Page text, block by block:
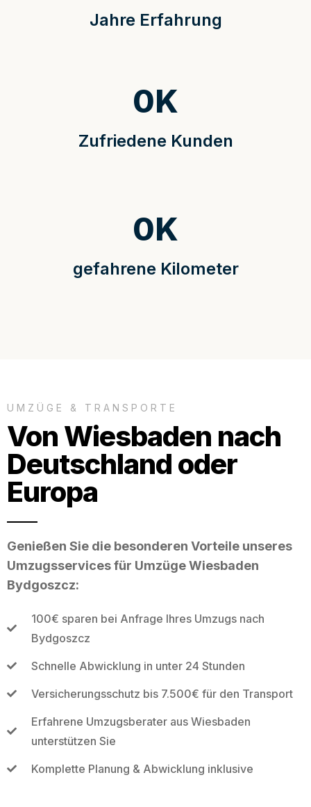
Jahre Erfahrung
Zufriedene Kunden
0K
gefahrene Kilometer
0K
UMZÜGE & TRANSPORTE
Von Wiesbaden nach
Deutschland oder
Europa
Genießen Sie die besonderen Vorteile unseres
Umzugsservices für Umzüge Wiesbaden
Bydgoszcz:
100€ sparen bei Anfrage Ihres Umzugs nach
Bydgoszcz
Schnelle Abwicklung in unter 24 Stunden
Versicherungsschutz bis 7.500€ für den Transport
Erfahrene Umzugsberater aus Wiesbaden
unterstützen Sie
Komplette Planung & Abwicklung inklusive